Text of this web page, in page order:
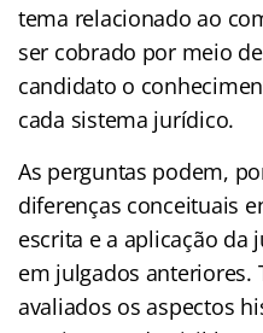
tema relacionado ao
ser cobrado por meio
candidato o
cada sistema jurídico.
As perguntas podem,
diferenças conceituais
escrita e a aplicação da
em julgados anteriores.
avaliados os aspectos